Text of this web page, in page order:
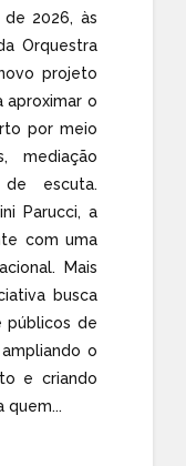
2026, às
Orquestra
projeto
aproximar o
por meio
mediação
escuta.
Parucci, a
com uma
Mais
busca
públicos de
o
e criando
quem...